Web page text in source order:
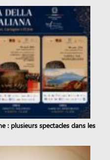
: plusieurs spectacles dans les